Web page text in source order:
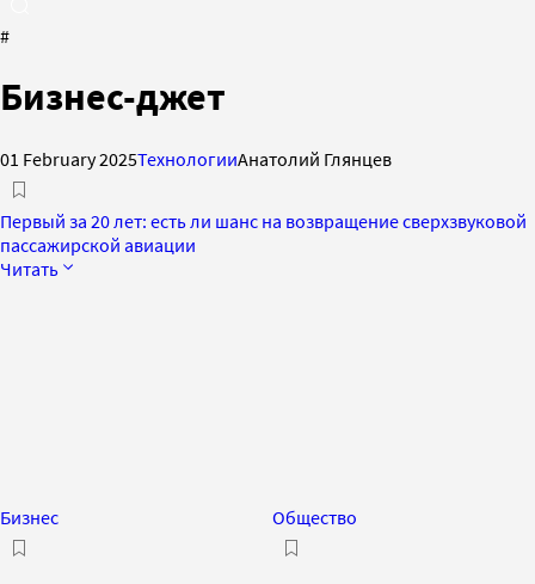
#
Бизнес-джет
01 February 2025ТехнологииАнатолий Глянцев
Первый за 20 лет: есть ли шанс на возвращение сверхзвуковой
пассажирской авиации
Читать
Бизнес Общество